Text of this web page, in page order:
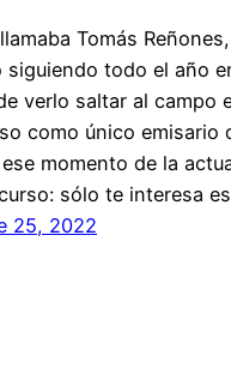
Tomás
siguiendo todo el año
verlo saltar al campo
como único emisario
momento de la
sólo te interesa
25, 2022